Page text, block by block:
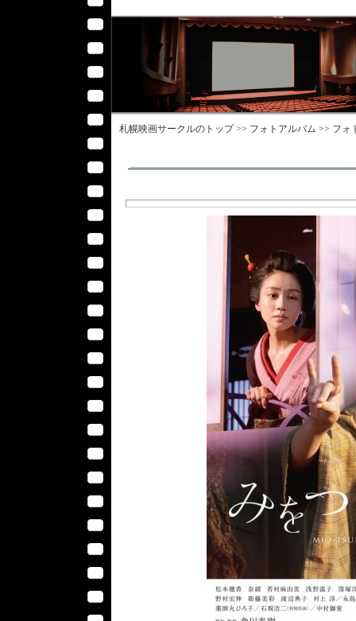
札幌映画サークルのトップ >> フォトアルバム >> フォ